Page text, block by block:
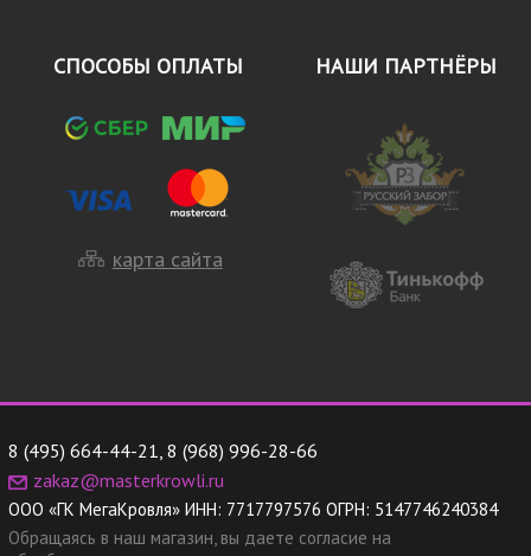
СПОСОБЫ ОПЛАТЫ
карта сайта
НАШИ ПАРТНЁРЫ
8 (495) 664-44-21, 8 (968) 996-28-66
zakaz@masterkrowli.ru
ООО «ГК МегаКровля» ИНН: 7717797576 ОГРН: 5147746240384
Обращаясь в наш магазин, вы даете согласие на